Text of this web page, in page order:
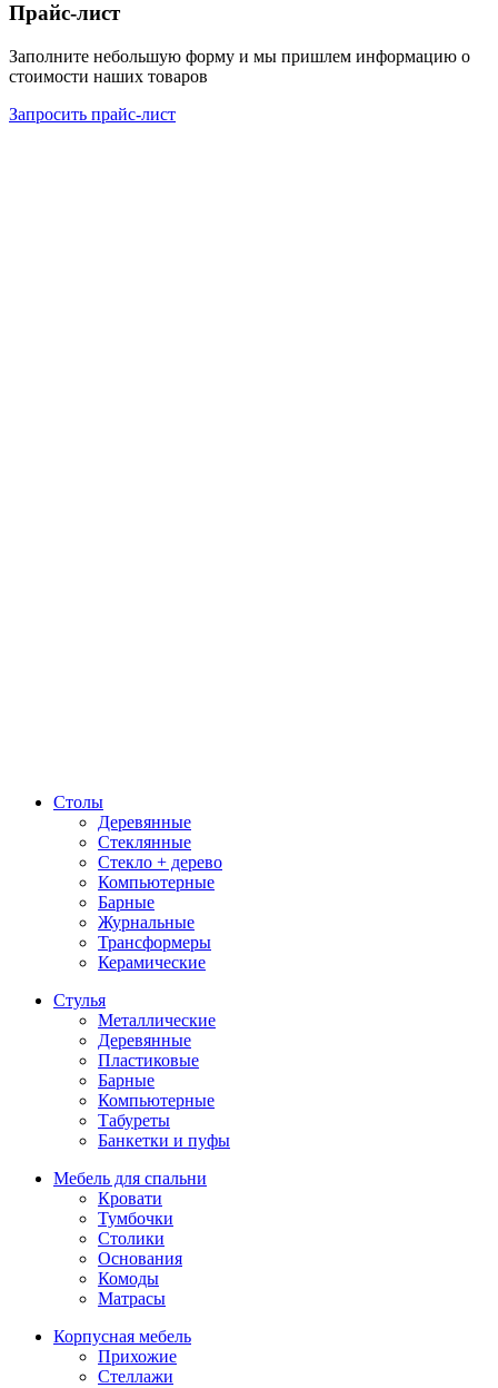
Прайс-лист
Заполните небольшую форму и мы пришлем информацию о
стоимости наших товаров
Запросить прайс-лист
Столы
Деревянные
Стеклянные
Стекло + дерево
Компьютерные
Барные
Журнальные
Трансформеры
Керамические
Стулья
Металлические
Деревянные
Пластиковые
Барные
Компьютерные
Табуреты
Банкетки и пуфы
Мебель для спальни
Кровати
Тумбочки
Столики
Основания
Комоды
Матрасы
Корпусная мебель
Прихожие
Стеллажи